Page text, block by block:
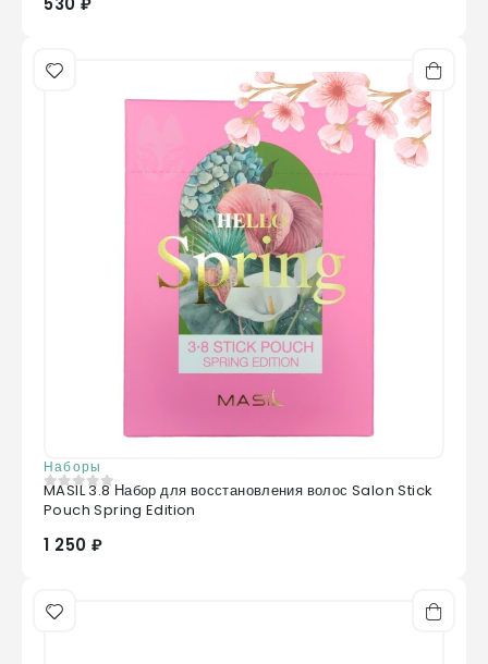
Наборы
0из 5
MASIL 3.8 Набор для восстановления волос Salon Stick
Pouch Spring Edition
1 250 ₽